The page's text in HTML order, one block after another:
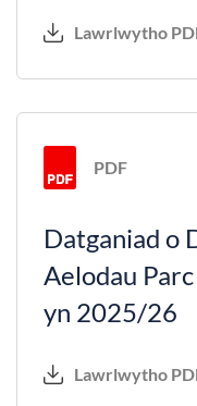
Lawrlwytho
PDF
Datganiad o
Aelodau
yn 2025/26
Lawrlwytho